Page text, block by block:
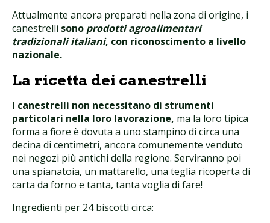
Attualmente ancora preparati nella zona di origine, i
canestrelli sono prodotti agroalimentari
tradizionali italiani, con riconoscimento a livello
nazionale.
La ricetta dei canestrelli
I canestrelli non necessitano di strumenti
particolari nella loro lavorazione, ma la loro tipica
forma a fiore è dovuta a uno stampino di circa una
decina di centimetri, ancora comunemente venduto
nei negozi più antichi della regione. Serviranno poi
una spianatoia, un mattarello, una teglia ricoperta di
carta da forno e tanta, tanta voglia di fare!
Ingredienti per 24 biscotti circa: